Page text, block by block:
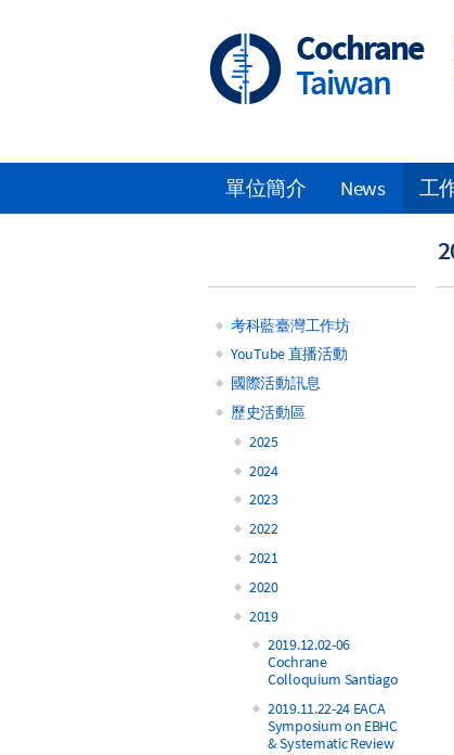
Cochrane
Taiwan
Main
navigation
考科藍臺灣工作坊
YouTube 直播活動
國際活動訊息
歷史活動區
2025
2024
2023
2022
2021
2020
2019
2019.12.02-06
Cochrane
Colloquium Santiago
2019.11.22-24 EACA
Symposium on EBHC
& Systematic Review
Main
navigation
單位簡介 News 工